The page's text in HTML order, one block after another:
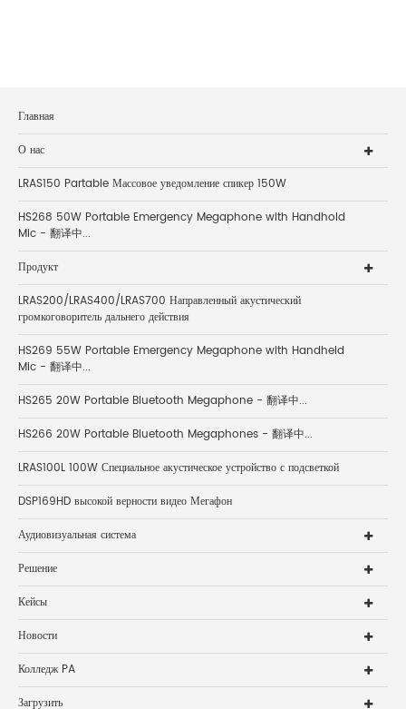
Главная
О нас
LRAS150 Partable Массовое уведомление спикер 150W
HS268 50W Portable Emergency Megaphone with Handhold
Mic - 翻译中...
Продукт
LRAS200/LRAS400/LRAS700 Направленный акустический
громкоговоритель дальнего действия
HS269 55W Portable Emergency Megaphone with Handheld
Mic - 翻译中...
HS265 20W Portable Bluetooth Megaphone - 翻译中...
HS266 20W Portable Bluetooth Megaphones - 翻译中...
LRAS100L 100W Специальное акустическое устройство с подсветкой
DSP169HD высокой верности видео Мегафон
Аудиовизуальная система
Решение
Кейсы
Новости
Колледж PA
Загрузить